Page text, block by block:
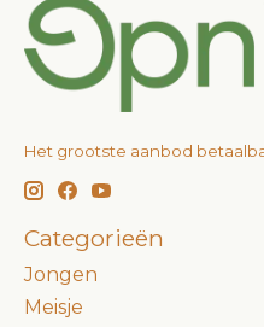
Het grootste aanbod
Categorieën
Jongen
Meisje